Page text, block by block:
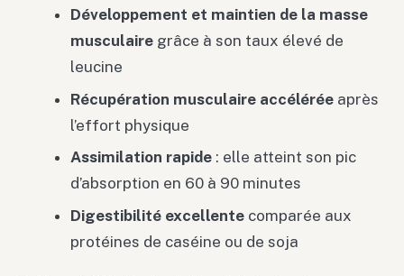
Développement et maintien de la masse
musculaire grâce à son taux élevé de
leucine
Récupération musculaire accélérée après
l’effort physique
Assimilation rapide : elle atteint son pic
d’absorption en 60 à 90 minutes
Digestibilité excellente comparée aux
protéines de caséine ou de soja